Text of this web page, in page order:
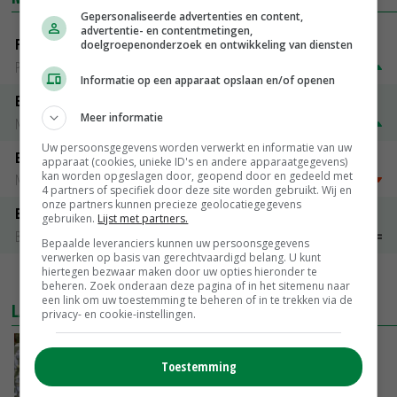
Fritesgeschikt NL Du Be
PotatoNL
Emmeloord Tarwe
Noteringen
Emmeloord Schaaltjespeen
Noteringen
€ 5,00~ € 20,00
Bintje A 28/35
Bintje Info
€ 48,00~
MEER MARKTPRIJZEN
LAATSTE NIEUWS
Nederlands project versterkt Iraakse
groentetelers
VANDAAG, 13:39
Gepersonaliseerde advertenties en content,
advertentie- en contentmetingen,
doelgroepenonderzoek en ontwikkeling van diensten
Informatie op een apparaat opslaan en/of openen
Meer informatie
Uw persoonsgegevens worden verwerkt en informatie van uw
apparaat (cookies, unieke ID's en andere apparaatgegevens)
kan worden opgeslagen door, geopend door en gedeeld met
4 partners of specifiek door deze site worden gebruikt. Wij en
onze partners kunnen precieze geolocatiegegevens
gebruiken. Lijst met partners.
Bepaalde leveranciers kunnen uw persoonsgegevens
verwerken op basis van gerechtvaardigd belang. U kunt
hiertegen bezwaar maken door uw opties hieronder te
beheren. Zoek onderaan deze pagina of in het sitemenu naar
een link om uw toestemming te beheren of in te trekken via de
privacy- en cookie-instellingen.
Toestemming